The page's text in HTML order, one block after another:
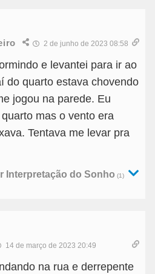
2 de junho de 2023 08:58
e levantei para ir ao
do quarto estava chovendo
jogou na parede. Eu
mas o vento era
Tentava me levar pra
Interpretação do Sonho (1)
14 de março de 2023 20:49
na rua e derrepente